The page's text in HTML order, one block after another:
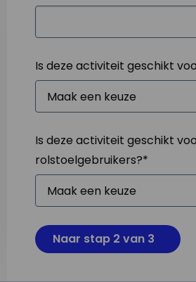
Is deze activiteit geschikt
Is deze activiteit geschikt
rolstoelgebruikers?*